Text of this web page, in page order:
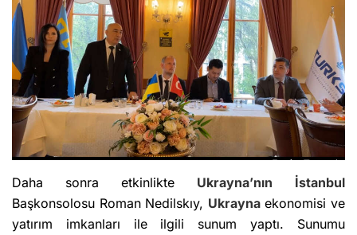
Daha sonra etkinlikte Ukrayna’nın
İstanbul
Başkonsolosu Roman Nedilskıy, Ukraynaekonomisi ve
yatırım imkanları ile ilgili sunum yaptı. Sunumu